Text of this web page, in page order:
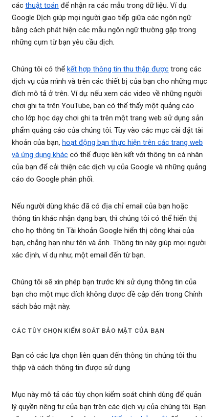
các thuật toán để nhận ra các mẫu trong dữ liệu. Ví dụ:
Google Dịch giúp mọi người giao tiếp giữa các ngôn ngữ
bằng cách phát hiện các mẫu ngôn ngữ thường gặp trong
những cụm từ bạn yêu cầu dịch.
Chúng tôi có thể kết hợp thông tin thu thập được trong các
dịch vụ của mình và trên các thiết bị của bạn cho những mục
đích mô tả ở trên. Ví dụ: nếu xem các video về những người
chơi ghi ta trên YouTube, bạn có thể thấy một quảng cáo
cho lớp học dạy chơi ghi ta trên một trang web sử dụng sản
phẩm quảng cáo của chúng tôi. Tùy vào các mục cài đặt tài
khoản của bạn, hoạt động bạn thực hiện trên các trang web
và ứng dụng khác có thể được liên kết với thông tin cá nhân
của bạn để cải thiện các dịch vụ của Google và những quảng
cáo do Google phân phối.
Nếu người dùng khác đã có địa chỉ email của bạn hoặc
thông tin khác nhận dạng bạn, thì chúng tôi có thể hiển thị
cho họ thông tin Tài khoản Google hiển thị công khai của
bạn, chẳng hạn như tên và ảnh. Thông tin này giúp mọi người
xác định, ví dụ như, một email đến từ bạn.
Chúng tôi sẽ xin phép bạn trước khi sử dụng thông tin của
bạn cho một mục đích không được đề cập đến trong Chính
sách bảo mật này.
CÁC TÙY CHỌN KIỂM SOÁT BẢO MẬT CỦA BẠN
Bạn có các lựa chọn liên quan đến thông tin chúng tôi thu
thập và cách thông tin được sử dụng
Mục này mô tả các tùy chọn kiểm soát chính dùng để quản
lý quyền riêng tư của bạn trên các dịch vụ của chúng tôi. Bạn